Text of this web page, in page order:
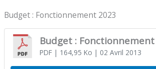
Budget : Fonctionnement 2023
Budget : Fonctionnement
PDF| 164,95 Ko | 02 Avril 2013